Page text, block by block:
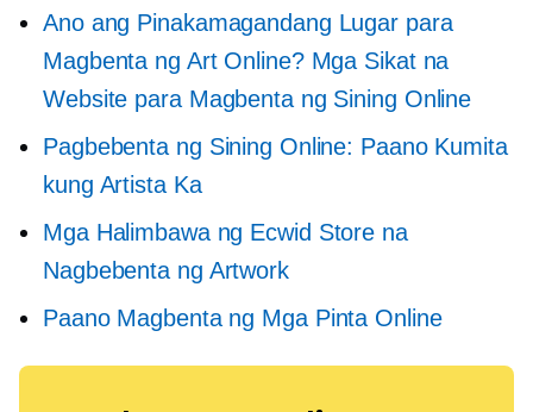
Ano ang Pinakamagandang Lugar para
Magbenta ng Art Online? Mga Sikat na
Website para Magbenta ng Sining Online
Pagbebenta ng Sining Online: Paano Kumita
kung Artista Ka
Mga Halimbawa ng Ecwid Store na
Nagbebenta ng Artwork
Paano Magbenta ng Mga Pinta Online